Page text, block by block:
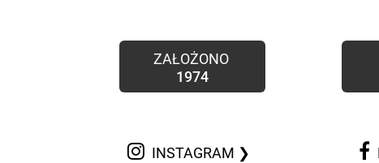
ZAŁOŻONO
1974
INSTAGRAM ❯